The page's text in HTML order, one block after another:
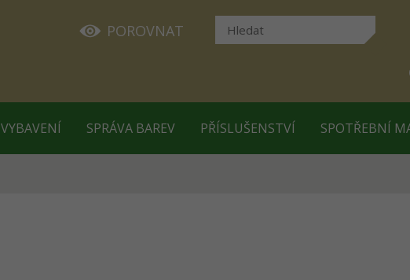
POROVNAT
VYBAVENÍ SPRÁVA BAREV PŘÍSLUŠENSTVÍ SPOTŘEBNÍ